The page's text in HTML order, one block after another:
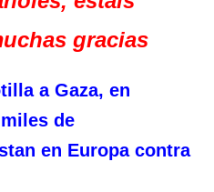
gracias
a Gaza, en
de
en Europa contra